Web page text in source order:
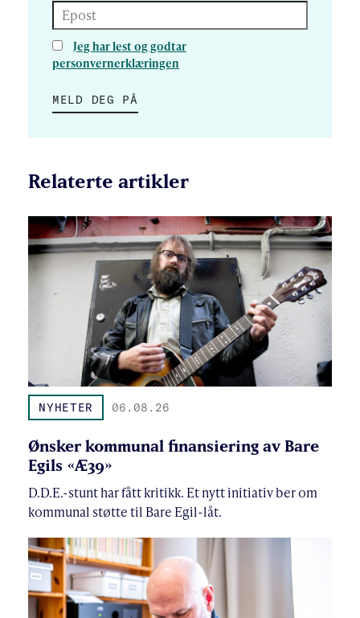
Epost
Jeg har lest og godtar
personvernerklæringen
MELD DEG PÅ
Relaterte artikler
NYHETER 06.08.26
Ønsker kommunal finansiering av Bare
Egils «Æ39»
D.D.E.-stunt har fått kritikk. Et nytt initiativ ber om
kommunal støtte til Bare Egil-låt.